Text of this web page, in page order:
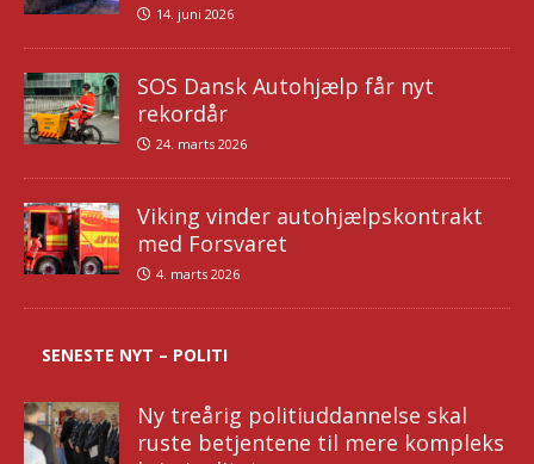
14. juni 2026
SOS Dansk Autohjælp får nyt
rekordår
24. marts 2026
Viking vinder autohjælpskontrakt
med Forsvaret
4. marts 2026
SENESTE NYT – POLITI
Ny treårig politiuddannelse skal
ruste betjentene til mere kompleks